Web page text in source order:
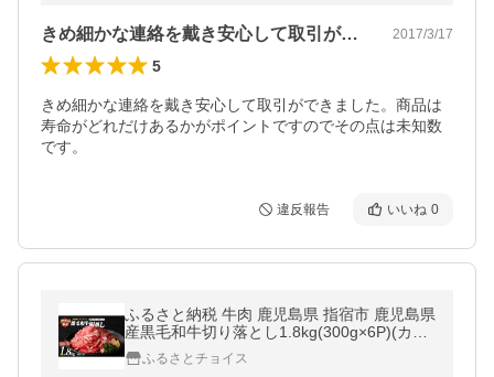
きめ細かな連絡を戴き安心して取引ができ… 2017/3/17
5
きめ細かな連絡を戴き安心して取引ができました。商品は
寿命がどれだけあるかがポイントですのでその点は未知数
です。
違反報告 いいね 0
ふるさと納税 牛肉 鹿児島県 指宿市 鹿児島県
産黒毛和牛切り落とし1.8kg(300g×6P)(カミ
チク／IB112-004) 牛肉 牛 お肉 肉 切落し 小
間切れ こま切れ 国産牛 …
ふるさとチョイス